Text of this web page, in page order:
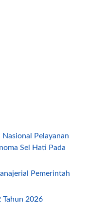
Nasional Pelayanan
Sel Hati Pada
Pemerintah
Tahun 2026